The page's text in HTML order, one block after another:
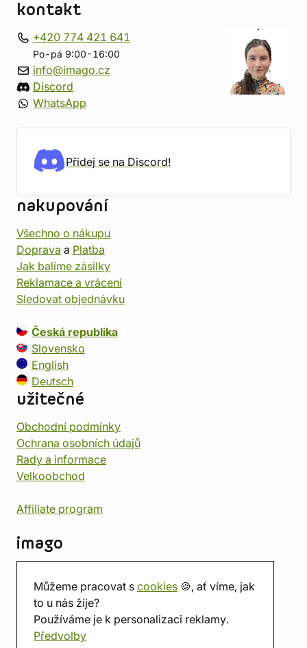
Můžeme pracovat s cookies 🍪, ať víme, jak
to u nás žije?
Používáme je k personalizaci reklamy.
Předvolby
kontakt
+420 774 421 641
Po-pá 9:00-16:00
info@imago.cz
Discord
WhatsApp
Přidej se na Discord!
nakupování
Všechno o nákupu
Doprava a Platba
Jak balíme zásilky
Reklamace a vrácení
Sledovat objednávku
Česká republika
Slovensko
English
Deutsch
užitečné
Obchodní podmínky
Ochrana osobních údajů
Rady a informace
Velkoobchod
Affiliate program
imago
Prodejna
Herna
O nás
Hodnocení obchodu